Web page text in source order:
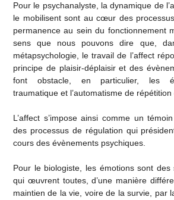
Pour le psychanalyste, la dynamique de
le mobilisent sont au cœur des
permanence au sein du fonctionnement
sens que nous pouvons dire que,
métapsychologie, le travail de l’affect
principe de plaisir-déplaisir et des
font obstacle, en particulier, les
traumatique et l’automatisme de
L’affect s’impose ainsi comme un
des processus de régulation qui
cours des évènements psychiques.
Pour le biologiste, les émotions sont des
qui œuvrent toutes, d’une manière
maintien de la vie, voire de la survie, par